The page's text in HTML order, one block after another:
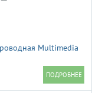
Multimedia